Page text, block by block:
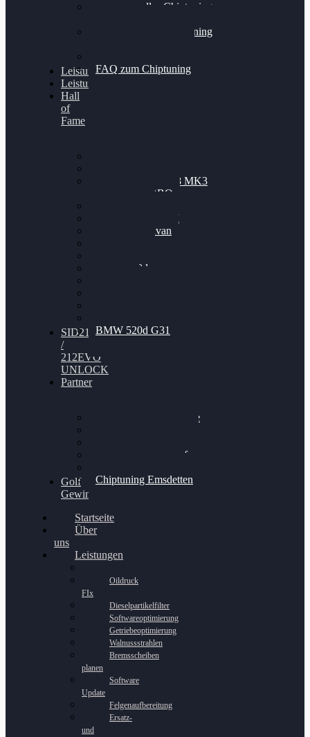
Professionelles Chiptuning
Professionelles Chiptuning
FAQ zum Chiptuning
Leistungsmessung
Leistungsprüfstand
Hall
of
Fame
Nissan GT-R35 3.8 MK3
V6 TWINTURBO
VW Passat 2.0TDI
VW T6 Multivan
BMW 120d
BMW 520d G31
SID212
/
212EVO
UNLOCK
Partner
Bilgenroth Performance
Chiptuning Schüttorf
Chiptuning Emsdetten
Golf
Gewinnspiel
Startseite
Über
uns
Leistungen
Oildruck
FIx
Dieselpartikelfilter
Softwareoptimierung
Getriebeoptimierung
Walnussstrahlen
Bremsscheiben
planen
Software
Update
Felgenaufbereitung
Ersatz-
und